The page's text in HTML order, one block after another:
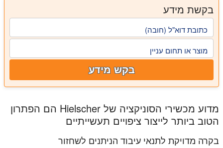
בקשת מידע
כתובת דוא"ל (חובה)
מוצר או תחום עניין
בקש מידע
מדוע מכשירי הסוניקציה של Hielscher הם הפתרון
הטוב ביותר לייצור ציפויים תעשייתיים
בקרה מדויקת לתנאי עיבוד הניתנים לשחזור